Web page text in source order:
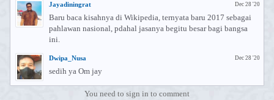
Dec 28 '20
Jayadiningrat
Baru baca kisahnya di Wikipedia, ternyata baru 2017 sebagai
pahlawan nasional, pdahal jasanya begitu besar bagi bangsa
ini.
Dec 28 '20
Dwipa_Nusa
sedih ya Om jay
You need to sign in to comment